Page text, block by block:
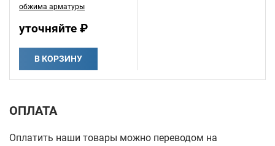
обжима арматуры
уточняйте ₽
В КОРЗИНУ
ОПЛАТА
Оплатить наши товары можно переводом на